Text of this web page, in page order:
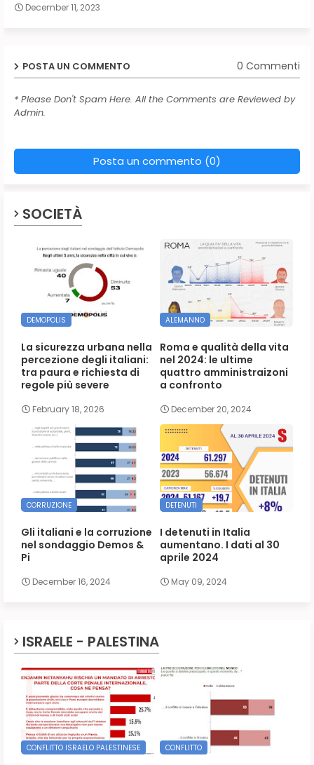
December 11, 2023
POSTA UN COMMENTO 0 Commenti
* Please Don't Spam Here. All the Comments are Reviewed by
Admin.
Posta un commento (0)
SOCIETÀ
DEMOPOLIS
La sicurezza urbana nella
percezione degli italiani:
tra paura e richiesta di
regole più severe
February 18, 2026
ALEMANNO
Roma e qualità della vita
nel 2024: le ultime
quattro amministraizoni
a confronto
December 20, 2024
CORRUZIONE
Gli italiani e la corruzione
nel sondaggio Demos &
Pi
December 16, 2024
DETENUTI
I detenuti in Italia
aumentano. I dati al 30
aprile 2024
May 09, 2024
ISRAELE - PALESTINA
CONFLITTO ISRAELO PALESTINESE CONFLITTO